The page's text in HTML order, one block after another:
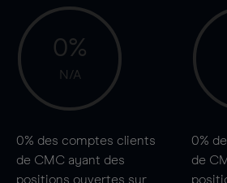
0%
N/A
0% des comptes clients
de CMC ayant des
positions ouvertes sur
0%
de